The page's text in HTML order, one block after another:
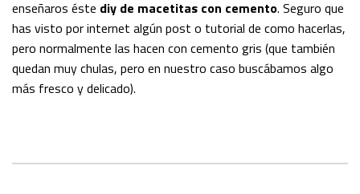
enseñaros éste diy de macetitas con cemento. Seguro que
has visto por internet algún post o tutorial de como hacerlas,
pero normalmente las hacen con cemento gris (que también
quedan muy chulas, pero en nuestro caso buscábamos algo
más fresco y delicado).